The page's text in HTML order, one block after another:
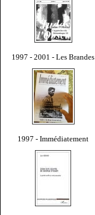
1997 - 2001 - Les Brandes
1997 - Immédiatement